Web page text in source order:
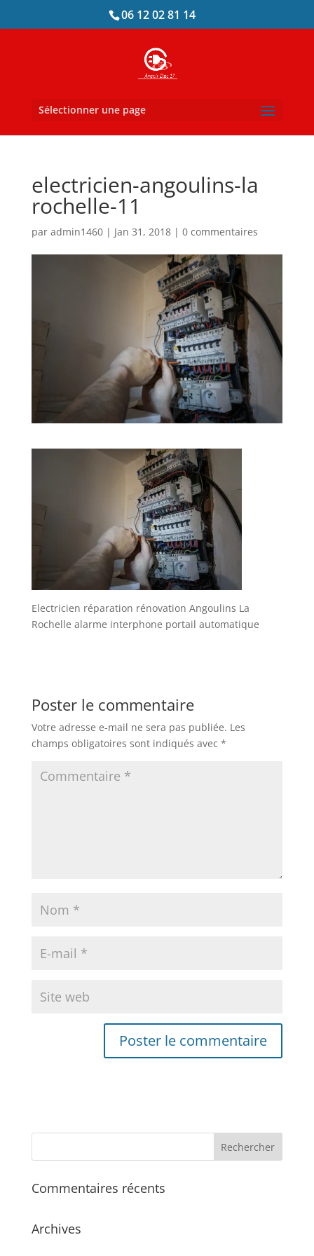
06 12 02 81 14
Sélectionner une page
electricien-angoulins-la
rochelle-11
par admin1460| Jan 31, 2018| 0 commentaires
Electricien réparation rénovation Angoulins La
Rochelle alarme interphone portail automatique
Poster le commentaire
Votre adresse e-mail ne sera pas publiée. Les
champs obligatoires sont indiqués avec *
Commentaires récents
Archives